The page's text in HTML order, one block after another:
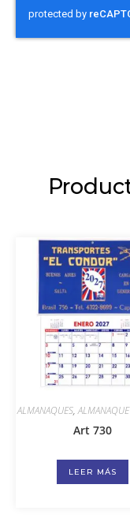
ALMANAQUES,
Art 730
LEER MÁS